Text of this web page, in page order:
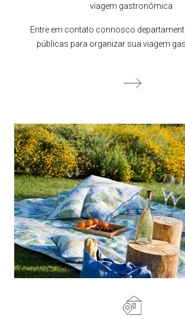
viagem gastronómica.
Entre em contato connosco
públicas para organizar sua viagem